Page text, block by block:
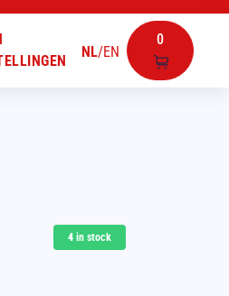
NL/EN
0
4 in stock